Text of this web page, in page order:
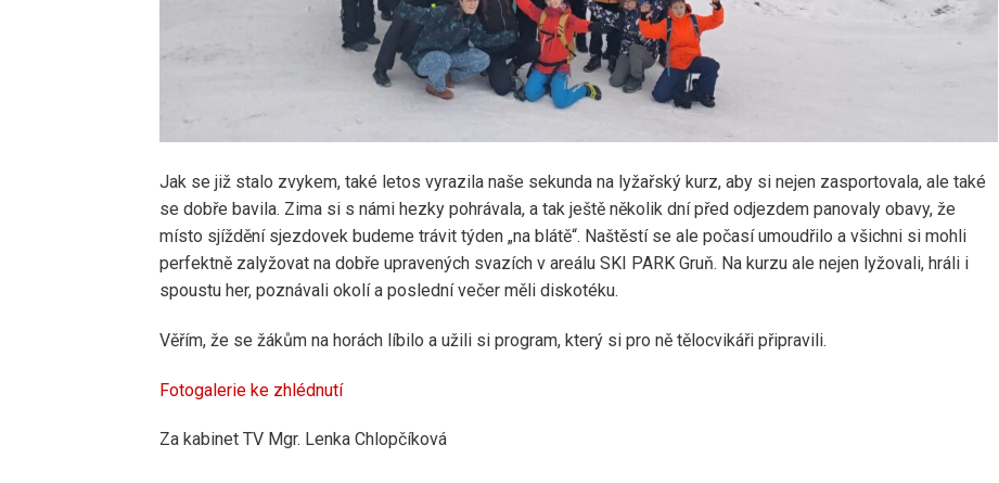
Jak se již stalo zvykem, také letos vyrazila naše sekunda na lyžařský kurz, aby si nejen zasportovala, ale také
se dobře bavila. Zima si s námi hezky pohrávala, a tak ještě několik dní před odjezdem panovaly obavy, že
místo sjíždění sjezdovek budeme trávit týden „na blátě“. Naštěstí se ale počasí umoudřilo a všichni si mohli
perfektně zalyžovat na dobře upravených svazích v areálu SKI PARK Gruň. Na kurzu ale nejen lyžovali, hráli i
spoustu her, poznávali okolí a poslední večer měli diskotéku.
Věřím, že se žákům na horách líbilo a užili si program, který si pro ně tělocvikáři připravili.
Fotogalerie ke zhlédnutí
Za kabinet TV Mgr. Lenka Chlopčíková